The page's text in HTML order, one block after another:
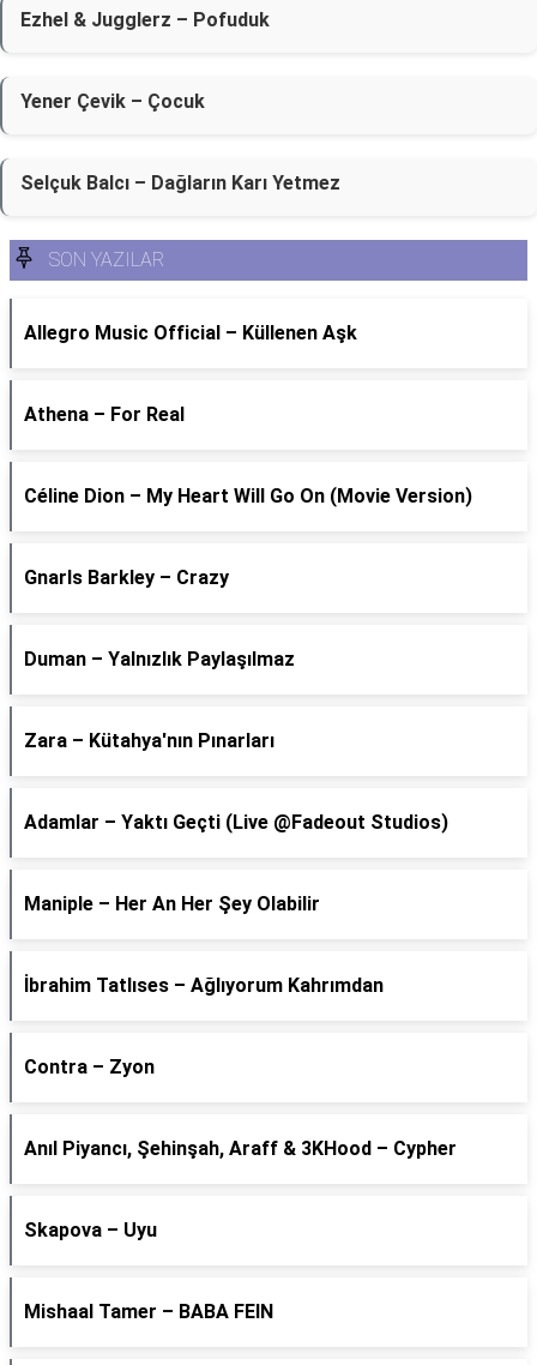
Ezhel & Jugglerz – Pofuduk
Yener Çevik – Çocuk
Selçuk Balcı – Dağların Karı Yetmez
SON YAZILAR
Allegro Music Official – Küllenen Aşk
Athena – For Real
Céline Dion – My Heart Will Go On (Movie Version)
Gnarls Barkley – Crazy
Duman – Yalnızlık Paylaşılmaz
Zara – Kütahya'nın Pınarları
Adamlar – Yaktı Geçti (Live @Fadeout Studios)
Maniple – Her An Her Şey Olabilir
İbrahim Tatlıses – Ağlıyorum Kahrımdan
Contra – Zyon
Anıl Piyancı, Şehinşah, Araff & 3KHood – Cypher
Skapova – Uyu
Mishaal Tamer – BABA FEIN